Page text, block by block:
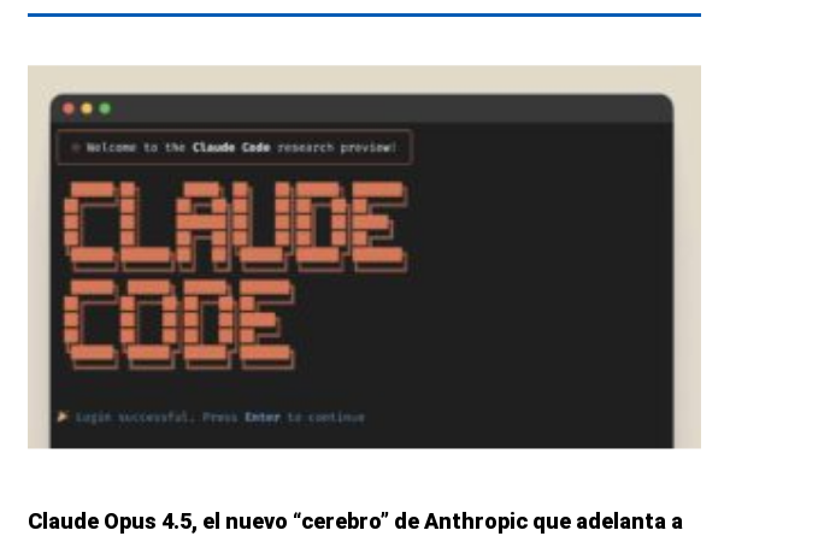
Claude Opus 4.5, el nuevo “cerebro” de Anthropic que adelanta a